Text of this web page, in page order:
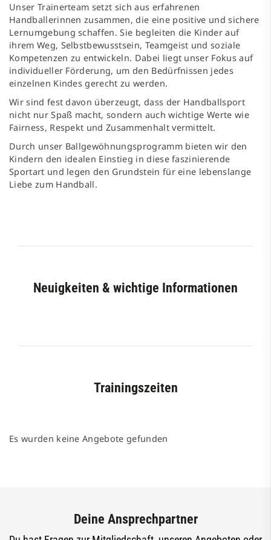
Unser Trainerteam setzt sich aus erfahrenen
Handballerinnen zusammen, die eine positive und sichere
Lernumgebung schaffen. Sie begleiten die Kinder auf
ihrem Weg, Selbstbewusstsein, Teamgeist und soziale
Kompetenzen zu entwickeln. Dabei liegt unser Fokus auf
individueller Förderung, um den Bedürfnissen jedes
einzelnen Kindes gerecht zu werden.
Wir sind fest davon überzeugt, dass der Handballsport
nicht nur Spaß macht, sondern auch wichtige Werte wie
Fairness, Respekt und Zusammenhalt vermittelt.
Durch unser Ballgewöhnungsprogramm bieten wir den
Kindern den idealen Einstieg in diese faszinierende
Sportart und legen den Grundstein für eine lebenslange
Liebe zum Handball.
Neuigkeiten & wichtige Informationen
Trainingszeiten
Es wurden keine Angebote gefunden
Deine Ansprechpartner